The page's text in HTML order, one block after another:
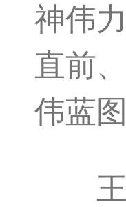
神伟
直前
伟蓝
王崧